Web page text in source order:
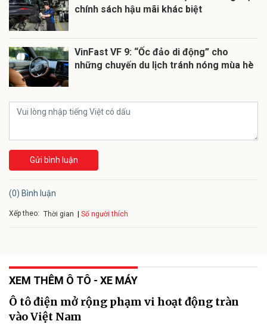
chính sách hậu mãi khác biệt
VinFast VF 9: “Ốc đảo di động” cho
những chuyến du lịch tránh nóng mùa hè
Gửi bình luận
(0) Bình luận
Xếp theo: Thời gian Số người thích
XEM THÊM Ô TÔ - XE MÁY
Ô tô điện mở rộng phạm vi hoạt động tràn
vào Việt Nam